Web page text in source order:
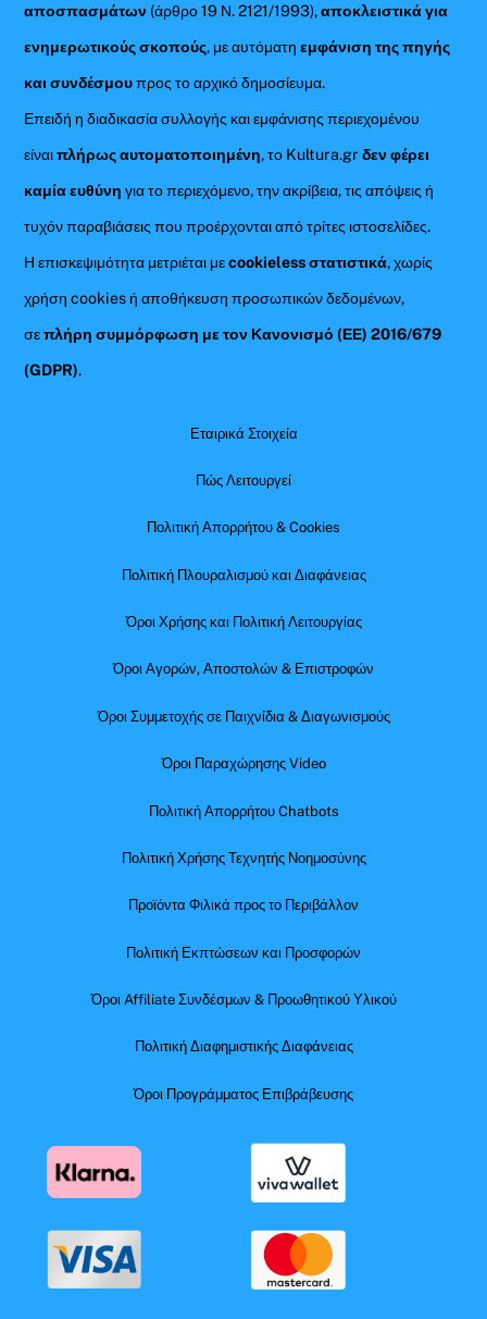
αποσπασμάτων (άρθρο 19 Ν. 2121/1993),αποκλειστικά για
ενημερωτικούς σκοπούς, με αυτόματηεμφάνιση της πηγής
και συνδέσμουπρος το αρχικό δημοσίευμα.
Επειδή η διαδικασία συλλογής και εμφάνισης περιεχομένου
είναιπλήρως αυτοματοποιημένη, το Kultura.grδεν φέρει
καμία ευθύνη για το περιεχόμενο, την ακρίβεια, τις απόψεις ή
τυχόν παραβιάσεις που προέρχονται από τρίτες ιστοσελίδες.
Η επισκεψιμότητα μετριέται μεcookieless στατιστικά, χωρίς
χρήση cookies ή αποθήκευση προσωπικών δεδομένων,
σεπλήρη συμμόρφωση με τον Κανονισμό (ΕΕ) 2016/679
(GDPR).
Εταιρικά Στοιχεία
Πώς Λειτουργεί
Πολιτική Απορρήτου & Cookies
Πολιτική Πλουραλισμού και Διαφάνειας
Όροι Χρήσης και Πολιτική Λειτουργίας
Όροι Αγορών, Αποστολών & Επιστροφών
Όροι Συμμετοχής σε Παιχνίδια & Διαγωνισμούς
Όροι Παραχώρησης Video
Πολιτική Απορρήτου Chatbots
Πολιτική Χρήσης Τεχνητής Νοημοσύνης
Προϊόντα Φιλικά προς το Περιβάλλον
Πολιτική Εκπτώσεων και Προσφορών
Όροι Affiliate Συνδέσμων & Προωθητικού Υλικού
Πολιτική Διαφημιστικής Διαφάνειας
Όροι Προγράμματος Επιβράβευσης